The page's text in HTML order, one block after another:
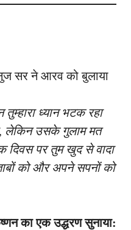
सर ने आरव को बुलाया
ध्यान भटक रहा
लेकिन उसके गुलाम मत
दिवस पर तुम खुद से वादा
को और अपने सपनों को
का एक उद्धरण सुनाया: